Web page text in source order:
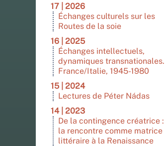
17 | 2026
Échanges culturels sur les
Routes de la soie
16 | 2025
Échanges intellectuels,
dynamiques transnationales.
France/Italie, 1945-1980
15 | 2024
Lectures de Péter Nádas
14 | 2023
De la contingence créatrice :
la rencontre comme matrice
littéraire à la Renaissance